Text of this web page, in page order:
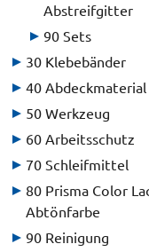
Abstreifgitter
90 Sets
30 Klebebänder
40 Abdeckmaterial
50 Werkzeug
60 Arbeitsschutz
70 Schleifmittel
80 Prisma Color
Abtönfarbe
90 Reinigung
2 Gold-Line
Flor, Polyamid,
geeignet für
Dispersionen,
Farbwanne und